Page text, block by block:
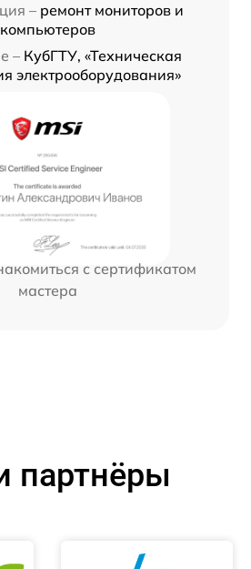
– ремонт мониторов и
компьютеров
– КубГТУ, «Техническая
электрооборудования»
с сертификатом
мастера
партнёры